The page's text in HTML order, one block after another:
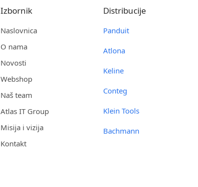
Izbornik
Naslovnica
O nama
Novosti
Webshop
Naš team
Atlas IT Group
Misija i vizija
Kontakt
Distribucije
Panduit
Atlona
Keline
Conteg
Klein Tools
Bachmann